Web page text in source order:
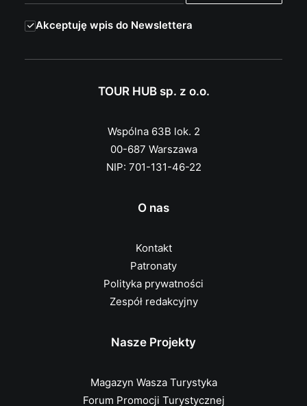
Akceptuję wpis do Newslettera
TOUR HUB sp. z o.o.
Wspólna 63B lok. 2
00-687 Warszawa
NIP: 701-131-46-22
O nas
Kontakt
Patronaty
Polityka prywatności
Zespół redakcyjny
Nasze Projekty
Magazyn Wasza Turystyka
Forum Promocji Turystycznej